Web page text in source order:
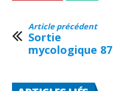
Article précédent
Sortie
mycologique 87